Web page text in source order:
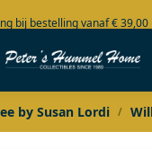
bij bestelling vanaf € 39,00
Grote collectie in voorraad
by Susan Lordi /